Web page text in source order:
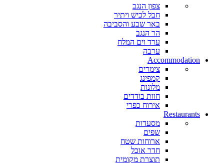
צפון הנגב
חבל לכיש ויתיר
באר שבע והסביבה
הר הנגב
ערד וים המלח
ערבה
Accommodation
צימרים
קמפינג
מלונות
חוות בודדים
אירוח כפרי
Restaurants
מסעדות
שפים
ארוחות שטח
חדר אוכל
תוצרת מקומית